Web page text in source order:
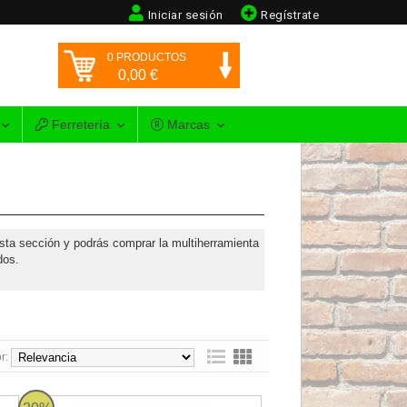
Regístrate
Iniciar sesión
0 PRODUCTOS
0,00 €
Ferretería Marcas
sección y podrás comprar la multiherramienta